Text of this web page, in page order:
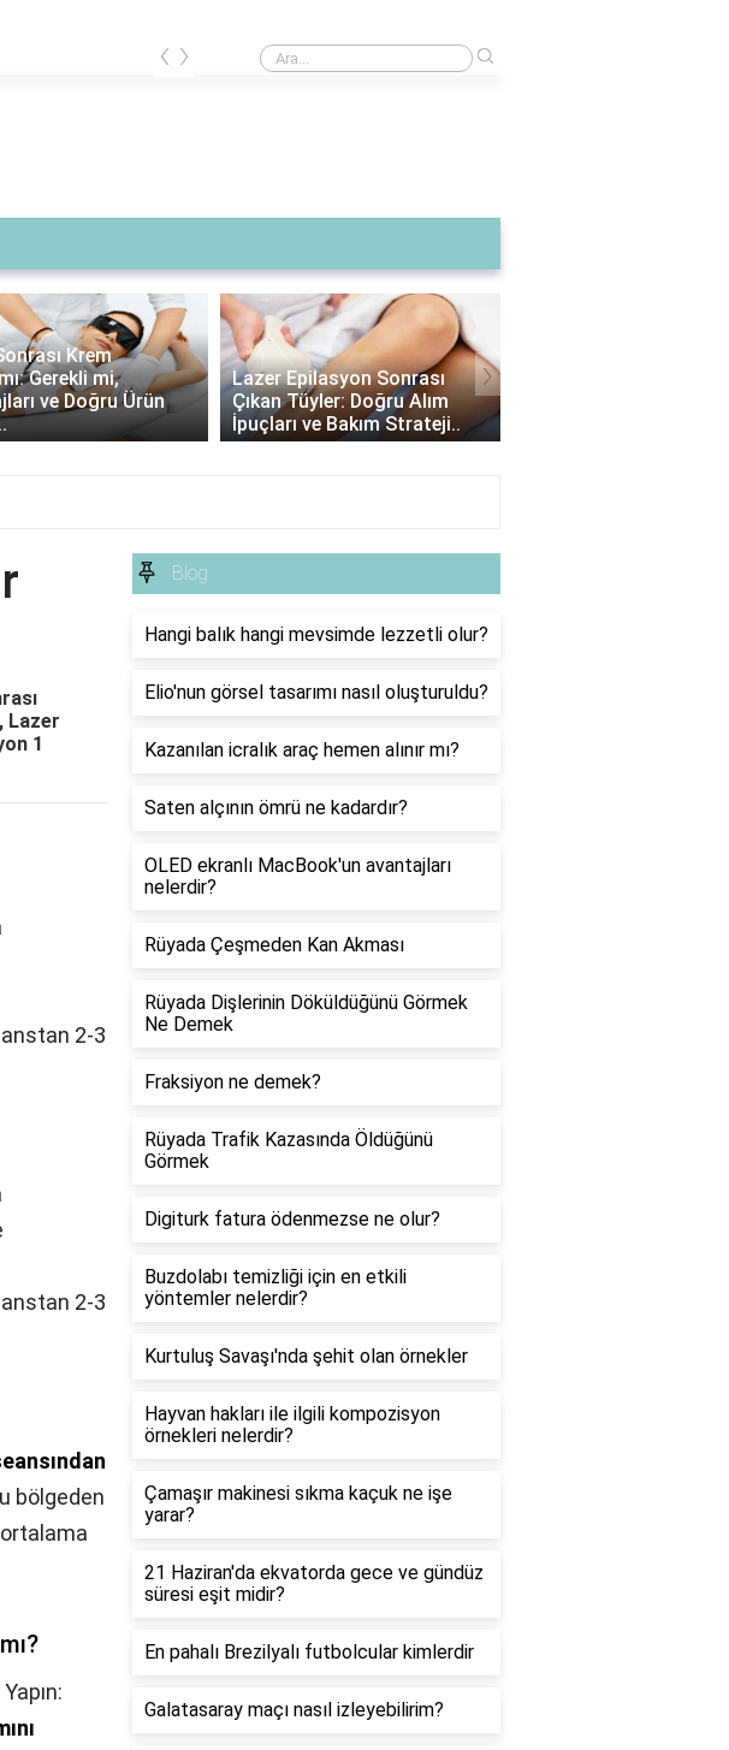
Kazadan sonra kasko nasıl yapılır?
‹ ›
Krem
Gerekli mi,
ve Doğru Ürün
Lazer Epilasyon Sonrası
Çıkan Tüyler: Doğru Alım
İpuçları ve Bakım Strateji..
›
Lazer
1
2-3
2-3
bölgeden
ortalama
Blog
Hangi balık hangi mevsimde lezzetli olur?
Elio'nun görsel tasarımı nasıl oluşturuldu?
Kazanılan icralık araç hemen alınır mı?
Saten alçının ömrü ne kadardır?
OLED ekranlı MacBook'un avantajları
nelerdir?
Rüyada Çeşmeden Kan Akması
Rüyada Dişlerinin Döküldüğünü Görmek
Ne Demek
Fraksiyon ne demek?
Rüyada Trafik Kazasında Öldüğünü
Görmek
Digiturk fatura ödenmezse ne olur?
Buzdolabı temizliği için en etkili
yöntemler nelerdir?
Kurtuluş Savaşı'nda şehit olan örnekler
Hayvan hakları ile ilgili kompozisyon
örnekleri nelerdir?
Çamaşır makinesi sıkma kaçuk ne işe
yarar?
21 Haziran'da ekvatorda gece ve gündüz
süresi eşit midir?
En pahalı Brezilyalı futbolcular kimlerdir
Galatasaray maçı nasıl izleyebilirim?